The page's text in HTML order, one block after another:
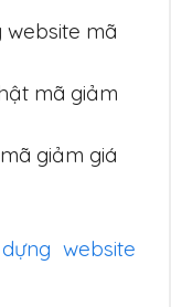
website mã
mã giảm
giảm giá
website